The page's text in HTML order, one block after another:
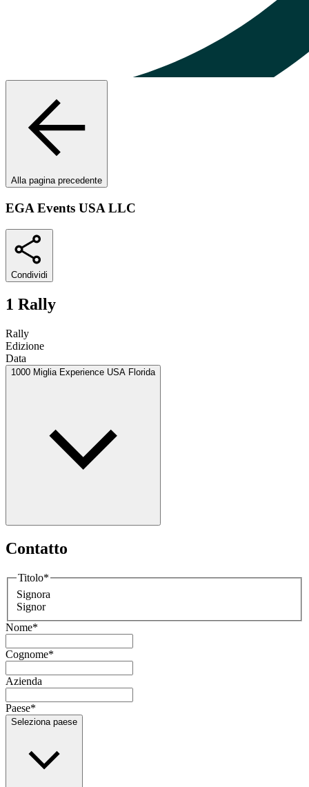
Alla pagina precedente
EGA Events USA LLC
Condividi
1 Rally
Rally
Edizione
Data
1000 Miglia Experience USA Florida
Contatto
Titolo*
Signora
Signor
Nome*
Cognome*
Azienda
Paese*
Seleziona paese